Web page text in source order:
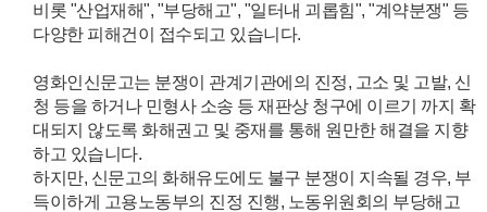
비롯 "산업재해", "부당해고", "일터내 괴롭힘", "계약분쟁" 등
다양한 피해건이 접수되고 있습니다.
영화인신문고는 분쟁이 관계기관에의 진정, 고소 및 고발, 신
청 등을 하거나 민형사 소송 등 재판상 청구에 이르기 까지 확
대되지 않도록 화해권고 및 중재를 통해 원만한 해결을 지향
하고 있습니다.
하지만, 신문고의 화해유도에도 불구 분쟁이 지속될 경우, 부
득이하게 고용노동부의 진정 진행, 노동위원회의 부당해고